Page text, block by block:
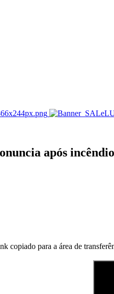
após
copiado para a área de